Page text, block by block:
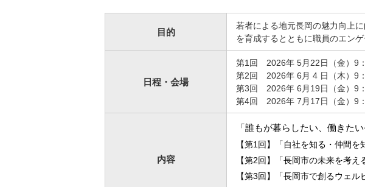
目的
若者による地元長岡の魅力向上
を育成するとともに職員のエン
日程 ・ 会場
第1回 2026年 5月22日（金） 9
第2回 2026年 6月 4 日（木） 9
第3回 2026年 6月19日（金） 9
第4回 2026年 7月17日（金） 9
内容
「誰もが暮らしたい、働きた
【第1回】「自社を知る・仲間
【第2回】「長岡市の未来を考え
【第3回】「長岡市で創るウェル